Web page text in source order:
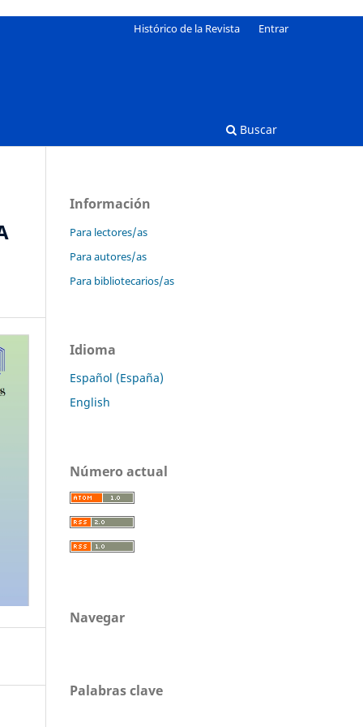
Buscar
Histórico de la Revista Entrar
Información
Para lectores/as
Para autores/as
Para bibliotecarios/as
Idioma
Español (España)
English
Número actual
Navegar
Palabras clave